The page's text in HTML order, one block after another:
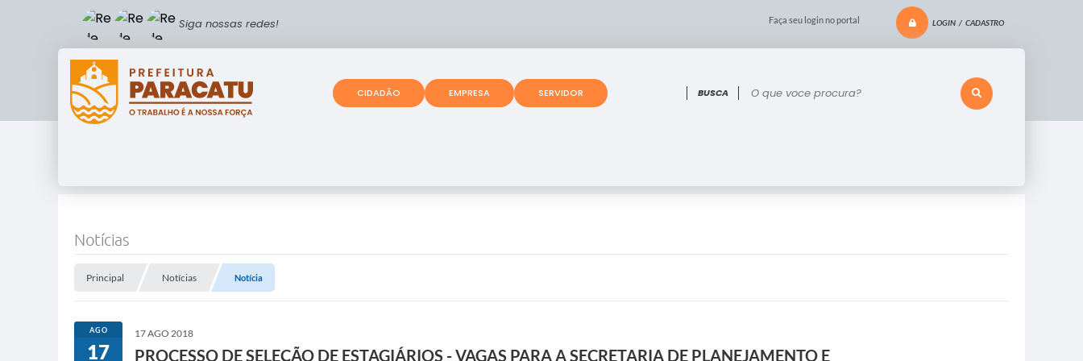
Faça seu login no portal LOGIN / CADASTRO
O que voce procura?
Siga nossas redes!
CIDADÃO EMPRESA SERVIDOR
Notícias
Principal Notícias Notícia
AGO
17
17 AGO 2018
PROCESSO DE SELEÇÃO DE ESTAGIÁRIOS - VAGAS PARA A SECRETARIA DE PLANEJAMENTO E